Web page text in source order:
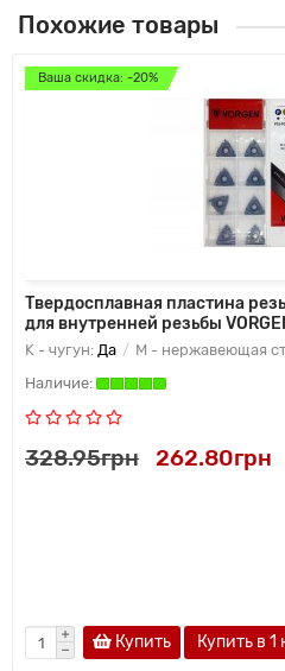
Похожие товары
Ваша скидка: -20%
Твердосплавная пластина
для внутренней резьбы
K - чугун: Да M - нержавеющая
328.95грн 262.80грн
Купить Купить в 1